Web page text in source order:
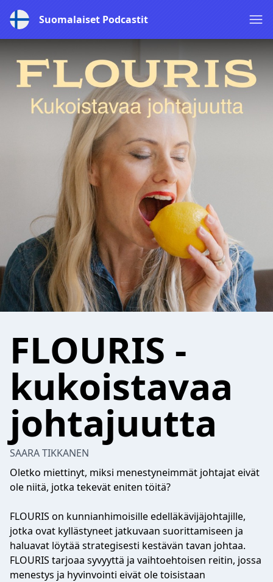
Suomalaiset Podcastit
FLOURIS -
kukoistavaa
johtajuutta
SAARA TIKKANEN
Oletko miettinyt, miksi menestyneimmät johtajat eivät
ole niitä, jotka tekevät eniten töitä?
FLOURIS on kunnianhimoisille edelläkävijäjohtajille,
jotka ovat kyllästyneet jatkuvaan suorittamiseen ja
haluavat löytää strategisesti kestävän tavan johtaa.
FLOURIS tarjoaa syvyyttä ja vaihtoehtoisen reitin, jossa
menestys ja hyvinvointi eivät ole toisistaan